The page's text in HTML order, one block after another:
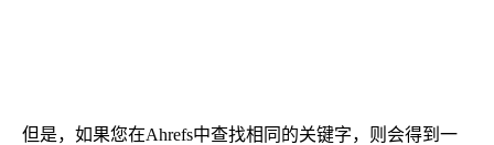
但是，如果您在Ahrefs中查找相同的关键字，则会得到一